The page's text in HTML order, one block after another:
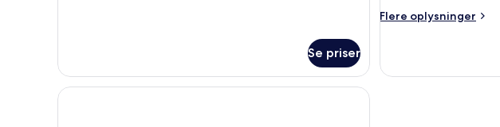
Se priser
Flere oplysninger
Flere